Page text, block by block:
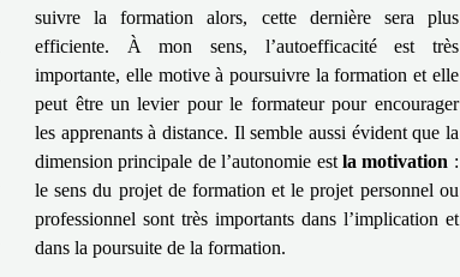
suivre la formation alors, cette dernière sera plus
efficiente. À mon sens, l’autoefficacité est très
importante, elle motive à poursuivre la formation et elle
peut être un levier pour le formateur pour encourager
les apprenants à distance. Il semble aussi évident que la
dimension principale de l’autonomie estla motivation :
le sens du projet de formation et le projet personnel ou
professionnel sont très importants dans l’implication et
dans la poursuite de la formation.